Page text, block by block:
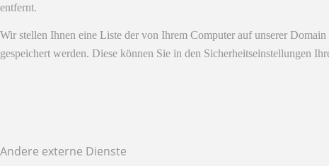
entfernt.
Wir stellen Ihnen eine Liste der von Ihrem Computer auf unserer
gespeichert werden. Diese können Sie in den Sicherheitseinstellungen
Andere externe Dienste